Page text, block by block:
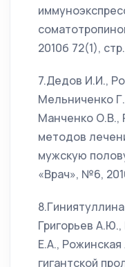
2010б 72(1),
7.Дедов И.И.,
Мельниченко
Манченко О.В.,
методов
мужскую
«Врач», №6,
Григорьев
Е.А.,
гигантской